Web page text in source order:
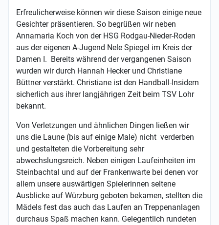
Erfreulicherweise können wir diese Saison einige neue
Gesichter präsentieren. So begrüßen wir neben
Annamaria Koch von der HSG Rodgau-Nieder-Roden
aus der eigenen A-Jugend Nele Spiegel im Kreis der
Damen I. Bereits während der vergangenen Saison
wurden wir durch Hannah Hecker und Christiane
Büttner verstärkt. Christiane ist den Handball-Insidern
sicherlich aus ihrer langjährigen Zeit beim TSV Lohr
bekannt.
Von Verletzungen und ähnlichen Dingen ließen wir
uns die Laune (bis auf einige Male) nicht verderben
und gestalteten die Vorbereitung sehr
abwechslungsreich. Neben einigen Laufeinheiten im
Steinbachtal und auf der Frankenwarte bei denen vor
allem unsere auswärtigen Spielerinnen seltene
Ausblicke auf Würzburg geboten bekamen, stellten die
Mädels fest das auch das Laufen an Treppenanlagen
durchaus Spaß machen kann. Gelegentlich rundeten